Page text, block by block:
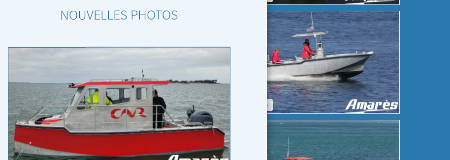
Coryphène 20 Coryphène 20
NOUVELLES PHOTOS